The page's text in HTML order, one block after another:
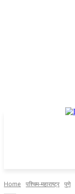
Home पश्चिम-महाराष्ट्र पुणे